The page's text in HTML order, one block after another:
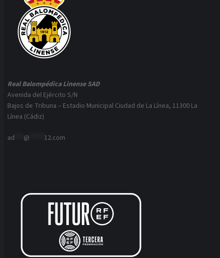
Real Balompédica Linense SAD
Avenida del Ejército S/N
Bajos de Tribuna – Estadio Municipal Ciudad de La Línea, 11300 La
Línea (Cádiz)
ad @ 12.com